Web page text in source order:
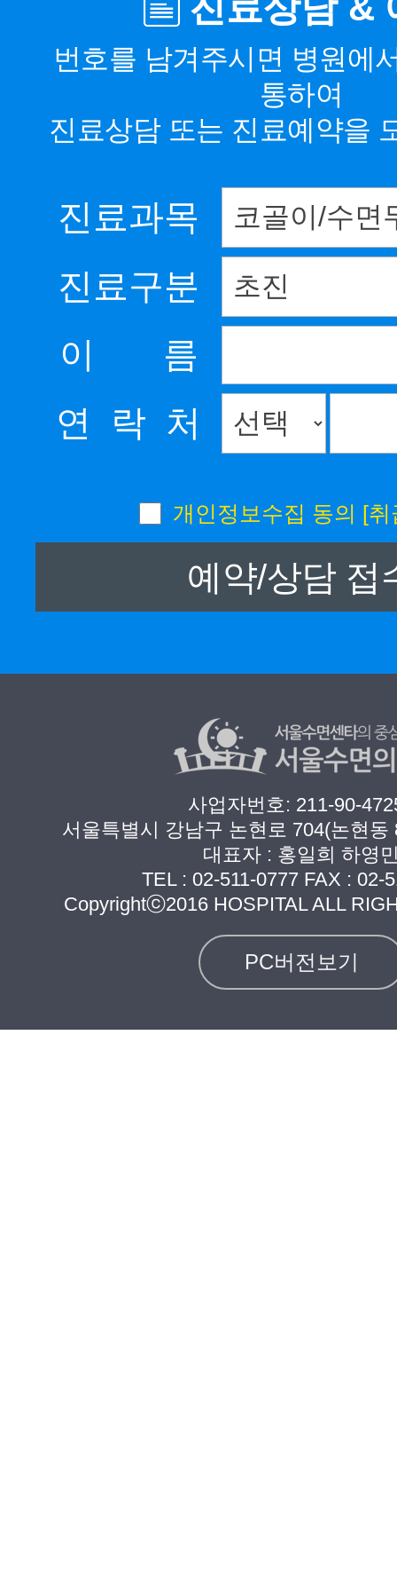
번호를 남겨주시면 병원에
통하여
진료상담 또는 진료예약을
진료과목
진료구분
이 름
연 락 처
개인정보수집 동의 [취
사업자번호: 211-90-
서울특별시 강남구 논현로 704(논현동
대표자 : 홍일희 하영
TEL : 02-511-0777 FAX : 02-
Copyrightⓒ2016 HOSPITAL ALL
PC버전보기